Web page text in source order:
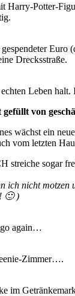
Harry-Potter-
Euro
Drecksstraße.
Leben halt.
von
wächst ein
vom letzten
streiche sogar
ich nicht motzen
🙂 )
again…
Zimmer….
im